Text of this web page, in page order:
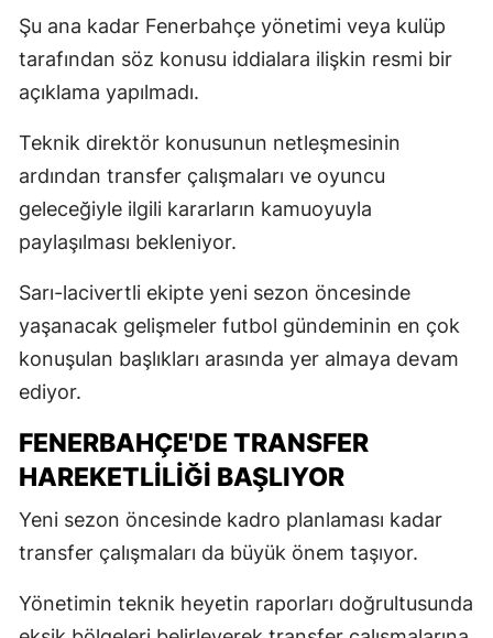
Şu ana kadar Fenerbahçe yönetimi veya kulüp
tarafından söz konusu iddialara ilişkin resmi bir
açıklama yapılmadı.
Teknik direktör konusunun netleşmesinin
ardından transfer çalışmaları ve oyuncu
geleceğiyle ilgili kararların kamuoyuyla
paylaşılması bekleniyor.
Sarı-lacivertli ekipte yeni sezon öncesinde
yaşanacak gelişmeler futbol gündeminin en çok
konuşulan başlıkları arasında yer almaya devam
ediyor.
FENERBAHÇE'DE TRANSFER
HAREKETLILIĞI BAŞLIYOR
Yeni sezon öncesinde kadro planlaması kadar
transfer çalışmaları da büyük önem taşıyor.
Yönetimin teknik heyetin raporları doğrultusunda